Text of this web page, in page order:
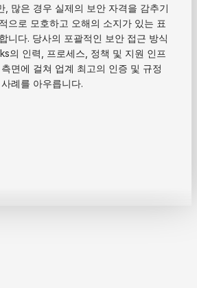
, 많은 경우 실제의 보안 자격을 감추기
으로 모호하고 오해의 소지가 있는 표
니다. 당사의 포괄적인 보안 접근 방식
의 인력, 프로세스, 정책 및 지원 인프
면에 걸쳐 업계 최고의 인증 및 규정
례를 아우릅니다.